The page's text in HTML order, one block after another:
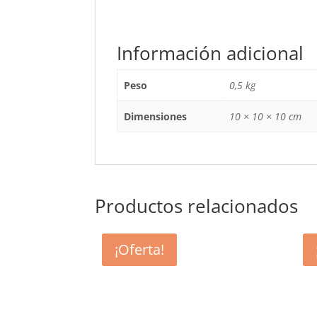
Información adicional
Peso 0,5 kg
Dimensiones 10 × 10 × 10 cm
Productos relacionados
¡Oferta!